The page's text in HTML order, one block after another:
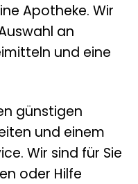
Apotheke. Wir
an
und eine
günstigen
und einem
Wir sind für Sie
oder Hilfe